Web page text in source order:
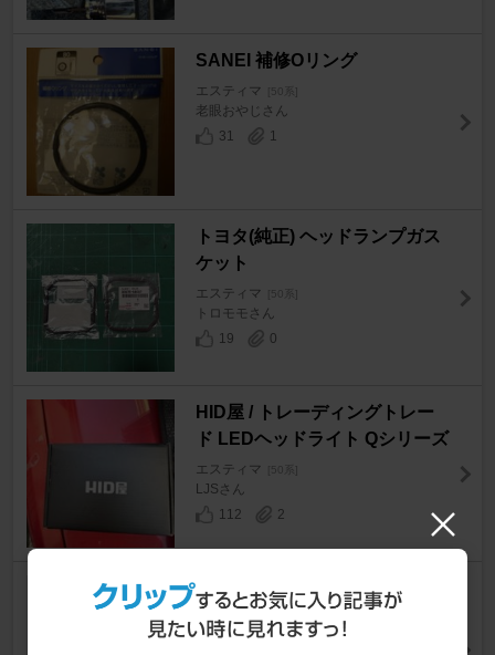
SANEI 補修Oリング
エスティマ [50系]
老眼おやじさん
31
1
トヨタ(純正) ヘッドランプガス
ケット
エスティマ [50系]
トロモモさん
19
0
HID屋 / トレーディングトレー
ド LEDヘッドライト Qシリーズ
エスティマ [50系]
LJSさん
112
2
APTANY RA301 205/40ZR17
エスティマ [50系]
Booさんさん